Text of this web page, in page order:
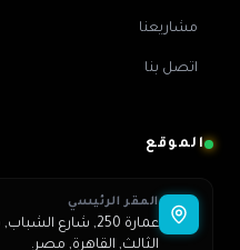
مشاريعنا
اتصل بنا
الموقع
المقر الرئيسي
الثالث, القاهرة, مصر.